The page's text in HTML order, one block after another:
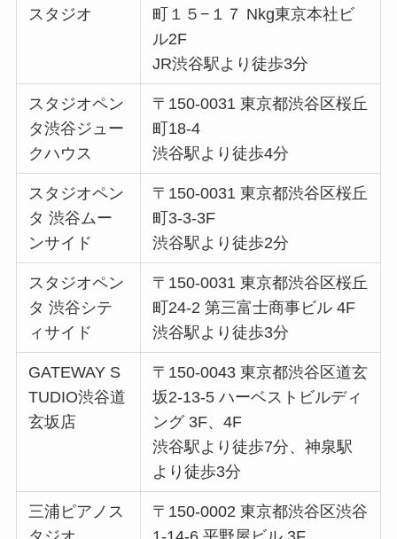
スタジオ
町１５−１７ Nkg東京本社ビ
ル2F
JR渋谷駅より徒歩3分
スタジオペン
タ渋谷ジュー
クハウス
〒150-0031 東京都渋谷区桜丘
町18-4
渋谷駅より徒歩4分
スタジオペン
タ 渋谷ムー
ンサイド
〒150-0031 東京都渋谷区桜丘
町3-3-3F
渋谷駅より徒歩2分
スタジオペン
タ 渋谷シテ
ィサイド
〒150-0031 東京都渋谷区桜丘
町24-2 第三富士商事ビル 4F
渋谷駅より徒歩3分
GATEWAY S
TUDIO渋谷道
玄坂店
〒150-0043 東京都渋谷区道玄
坂2-13-5 ハーベストビルディ
ング 3F、4F
渋谷駅より徒歩7分、神泉駅
より徒歩3分
三浦ピアノス
〒150-0002 東京都渋谷区渋谷